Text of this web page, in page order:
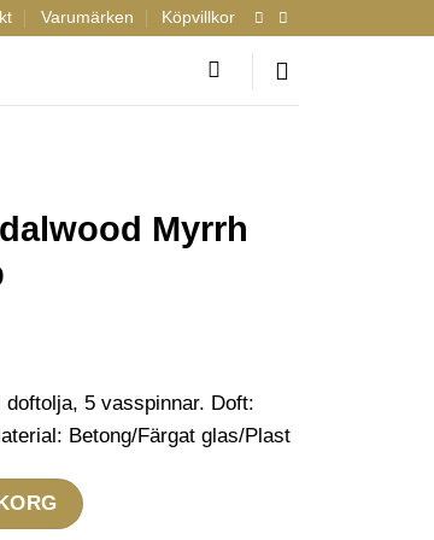
Varumärken Köpvillkor
Myrrh
5 vasspinnar. Doft:
Betong/Färgat glas/Plast
ml Micro Chip mängd